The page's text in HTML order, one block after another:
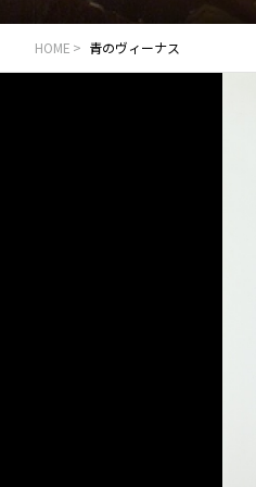
HOME 青のヴィーナス